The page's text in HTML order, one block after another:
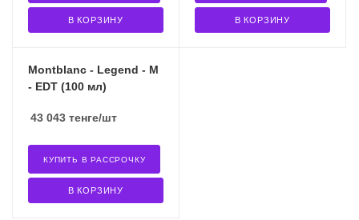
В КОРЗИНУ В КОРЗИНУ
Montblanc - Legend - M
- EDT (100 мл)
43 043 тенге/шт
В КОРЗИНУ
КУПИТЬ В РАССРОЧКУ